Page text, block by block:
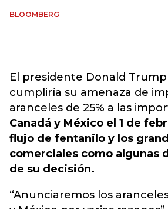
BLOOMBERG
El presidente Donald
cumpliría su amenaza de
aranceles de 25% a las
Canadá y México el 1 de
flujo de fentanilo y los
comerciales como algunas
de su decisión.
“Anunciaremos los